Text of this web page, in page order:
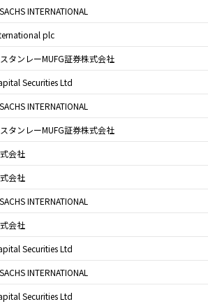
INTERNATIONAL
plc
タンレーMUFG証券株式会社
Securities Ltd
INTERNATIONAL
タンレーMUFG証券株式会社
会社
会社
INTERNATIONAL
会社
Securities Ltd
INTERNATIONAL
Securities Ltd